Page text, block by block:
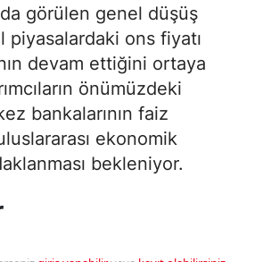
görülen genel düşüş
piyasalardaki ons fiyatı
devam ettiğini ortaya
önümüzdeki
bankalarının faiz
ekonomik
bekleniyor.